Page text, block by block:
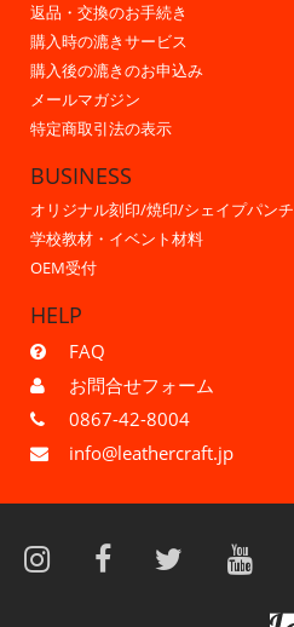
返品・交換のお手続き
購入時の漉きサービス
購入後の漉きのお申込み
メールマガジン
特定商取引法の表示
BUSINESS
オリジナル刻印/焼印/シェイプパンチ
学校教材・イベント材料
OEM受付
HELP
FAQ
お問合せフォーム
0867-42-8004
info@leathercraft.jp